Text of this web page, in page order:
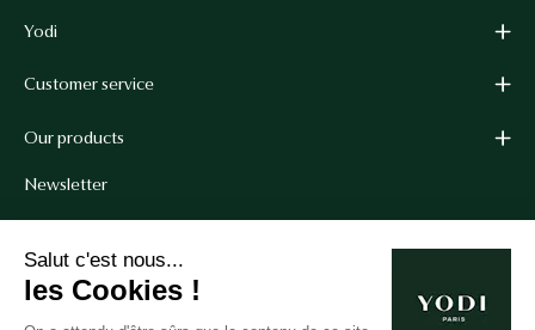
Salut c'est nous...
les Cookies !
Yodi
Customer service
Our products
Newsletter
newsletter.*